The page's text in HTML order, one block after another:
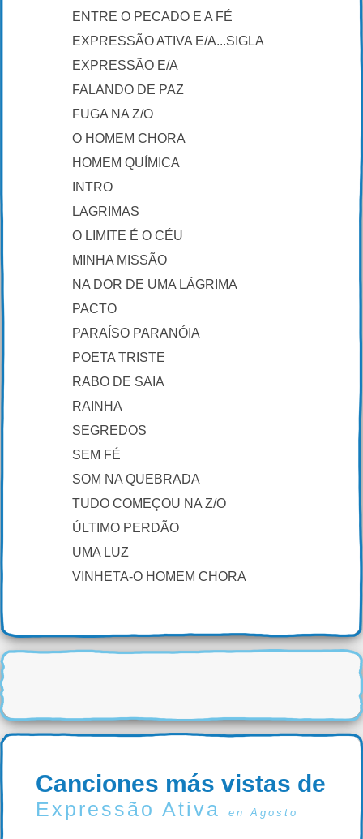
ENTRE O PECADO E A FÉ
EXPRESSÃO ATIVA E/A...SIGLA
EXPRESSÃO E/A
FALANDO DE PAZ
FUGA NA Z/O
O HOMEM CHORA
HOMEM QUÍMICA
INTRO
LAGRIMAS
O LIMITE É O CÉU
MINHA MISSÃO
NA DOR DE UMA LÁGRIMA
PACTO
PARAÍSO PARANÓIA
POETA TRISTE
RABO DE SAIA
RAINHA
SEGREDOS
SEM FÉ
SOM NA QUEBRADA
TUDO COMEÇOU NA Z/O
ÚLTIMO PERDÃO
UMA LUZ
VINHETA-O HOMEM CHORA
Canciones más vistas de
Expressão Ativa en Agosto